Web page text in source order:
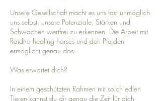
Unsere Gesellschaft macht es uns fast unmöglich
uns selbst, unsere Potenziale, Stärken und
Schwächen wertfrei zu erkennen. Die Arbeit mit
Raidho healing horses und den Pferden
ermöglicht genau das.
Was erwartet dich?
In einem geschützten Rahmen mit solch edlen
Tieren kannst du dir genau die Zeit für dich